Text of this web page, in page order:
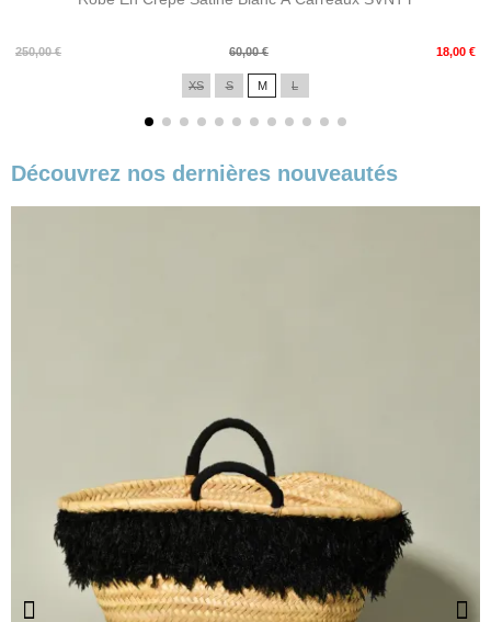
250,00 €
Prix
60,00 € 18,00 €
Prix
XS S M L
Découvrez nos dernières nouveautés